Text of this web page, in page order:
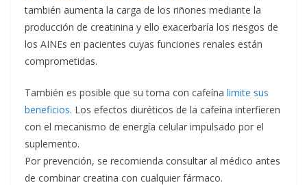
también aumenta la carga de los riñones mediante la
producción de creatinina y ello exacerbaría los riesgos de
los AINEs en pacientes cuyas funciones renales están
comprometidas.
También es posible que su toma con cafeína limite sus
beneficios. Los efectos diuréticos de la cafeína interfieren
con el mecanismo de energía celular impulsado por el
suplemento.
Por prevención, se recomienda consultar al médico antes
de combinar creatina con cualquier fármaco.